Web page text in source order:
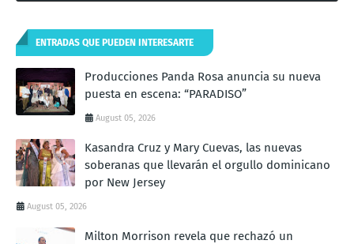
ENTRADAS QUE PUEDEN INTERESARTE
Producciones Panda Rosa anuncia su nueva
puesta en escena: “PARADISO”
August 05, 2026
Kasandra Cruz y Mary Cuevas, las nuevas
soberanas que llevarán el orgullo dominicano
por New Jersey
August 05, 2026
Milton Morrison revela que rechazó un